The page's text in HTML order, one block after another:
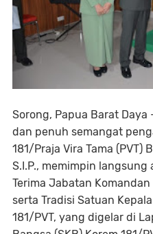
Sorong, Papua Barat
dan penuh semangat
181/Praja Vira Tama (PVT)
S.I.P., memimpin langsung
Terima Jabatan
serta Tradisi Satuan
181/PVT, yang digelar di